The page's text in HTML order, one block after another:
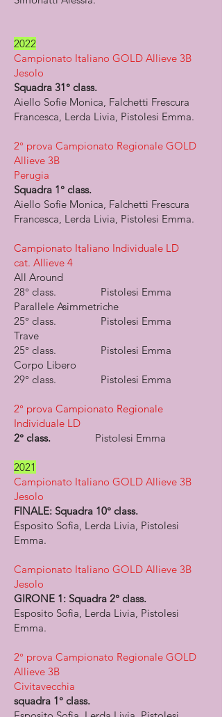
2022
Campionato Italiano GOLD Allieve 3B
Jesolo
Squadra 31° class.
Aiello Sofie Monica, Falchetti Frescura
Francesca, Lerda Livia, Pistolesi Emma.
2° prova Campionato Regionale GOLD
Allieve 3B
Perugia
Squadra 1° class.
Aiello Sofie Monica, Falchetti Frescura
Francesca, Lerda Livia, Pistolesi Emma.
Campionato Italiano Individuale LD
cat. Allieve 4
All Around
28° class. Pistolesi Emma
Parallele Asimmetriche
25° class. Pistolesi Emma
Trave
25° class. Pistolesi Emma
Corpo Libero
29° class. Pistolesi Emma
2° prova Campionato Regionale
Individuale LD
2° class.
Pistolesi Emma
2021
Campionato Italiano GOLD Allieve 3B
Jesolo
FINALE: Squadra 10° class.
Esposito Sofia, Lerda Livia, Pistolesi
Emma.
Campionato Italiano GOLD Allieve 3B
Jesolo
GIRONE 1: Squadra 2° class.
Esposito Sofia, Lerda Livia, Pistolesi
Emma.
2° prova Campionato Regionale GOLD
Allieve 3B
Civitavecchia
squadra 1° class.